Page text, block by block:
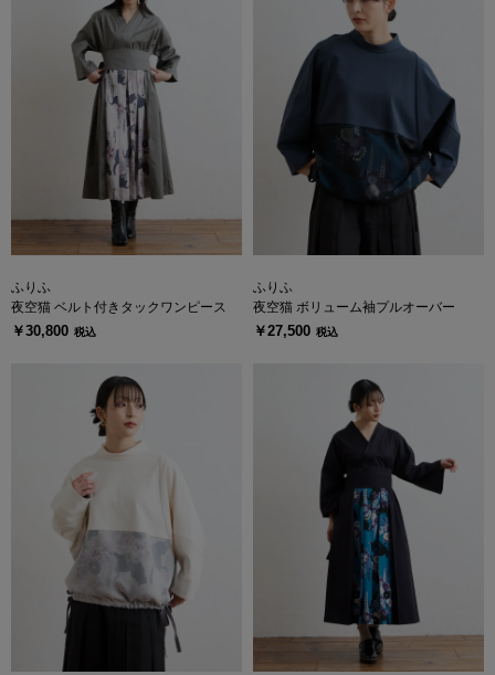
ふりふ
夜空猫 ベルト付きタックワンピース
￥30,800 税込
ふりふ
夜空猫 ボリューム袖プルオーバー
￥27,500 税込